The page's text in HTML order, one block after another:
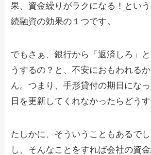
果、資金繰りがラクになる！とい
続融資の効果の１つです。
でもさぁ、銀行から「返済しろ」
うするの？と、不安におもわれる
ん。つまり、手形貸付の期日にな
日を更新してくれなかったらどうす
たしかに、そういうこともあるで
し、そんなことをすれば会社の資